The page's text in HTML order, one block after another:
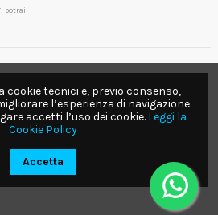
potrai
cookie tecnici e, previo consenso,
l’esperienza di navigazione.
accetti l’uso dei cookie. Leggi la
Cookie Policy
Accetta